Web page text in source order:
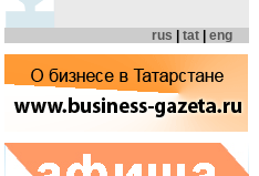
rus tat eng